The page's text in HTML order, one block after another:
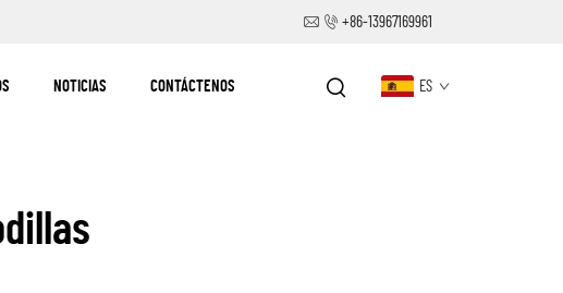
+86-13967169961
NOTICIAS CONTÁCTENOS ES